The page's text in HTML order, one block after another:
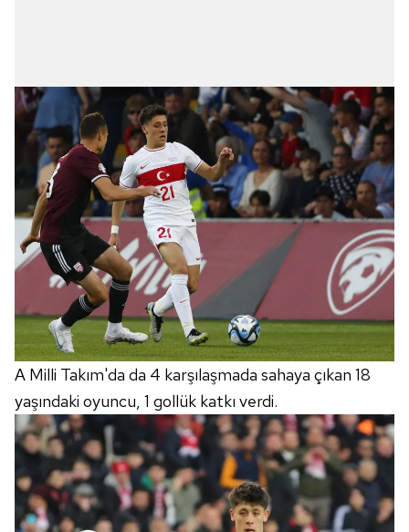
A Milli Takım'da da 4 karşılaşmada sahaya çıkan 18
yaşındaki oyuncu, 1 gollük katkı verdi.